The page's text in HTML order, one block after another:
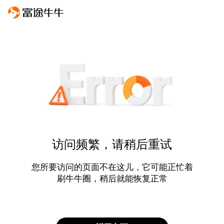
访问频繁，请稍后重试
您所要访问的页面不在这儿，它可能正忙着
刷牛牛圈，稍后就能恢复正常